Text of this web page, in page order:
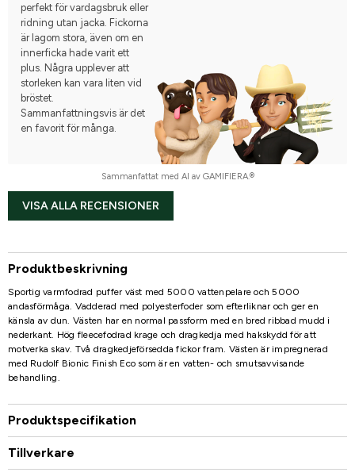
perfekt för vardagsbruk eller
ridning utan jacka. Fickorna
är lagom stora, även om en
innerficka hade varit ett
plus. Några upplever att
storleken kan vara liten vid
bröstet.
Sammanfattningsvis är det
en favorit för många.
Sammanfattat med AI av GAMIFIERA.®
VISA ALLA RECENSIONER
Produktbeskrivning
Sportig varmfodrad puffer väst med 5000 vattenpelare och 5000
andasförmåga. Vadderad med polyesterfoder som efterliknar och ger en
känsla av dun. Västen har en normal passform med en bred ribbad mudd i
nederkant. Hög fleecefodrad krage och dragkedja med hakskydd för att
motverka skav. Två dragkedjeförsedda fickor fram. Västen är impregnerad
med Rudolf Bionic Finish Eco som är en vatten- och smutsavvisande
behandling.
Produktspecifikation
Tillverkare